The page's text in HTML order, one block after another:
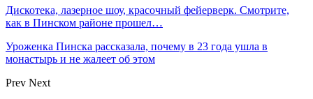
Дискотека, лазерное шоу, красочный фейерверк. Смотрите,
как в Пинском районе прошел…
Уроженка Пинска рассказала, почему в 23 года ушла в
монастырь и не жалеет об этом
Prev Next